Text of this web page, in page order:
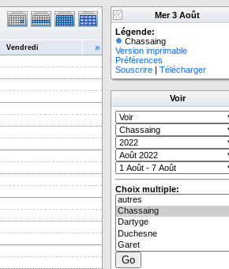
Vendredi »
Mer 3 Août
Légende:
Chassaing
Version imprimable
Préférences
Souscrire | Télécharger
Voir
Choix multiple: